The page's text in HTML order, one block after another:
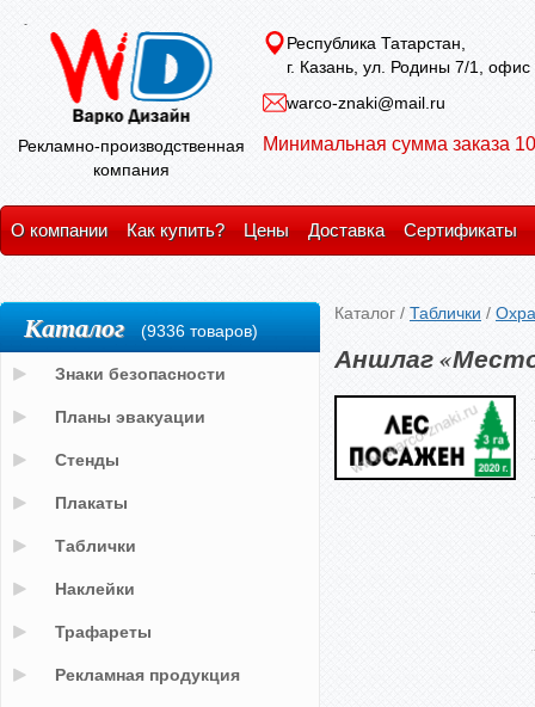
Рекламно-производственная
компания
Республика Татарстан,
г. Казань, ул. Родины 7/1, офис
warco-znaki@mail.ru
Минимальная сумма заказа
О компании Как купить? Цены Доставка Сертификаты
Каталог / Таблички /
Аншлаг
Каталог (9336 товаров)
Знаки безопасности
Планы эвакуации
Стенды
Плакаты
Таблички
Наклейки
Трафареты
Рекламная продукция